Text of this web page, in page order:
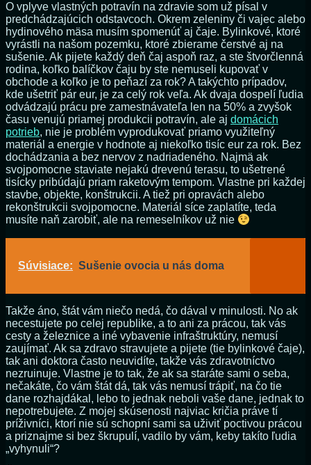
O vplyve vlastných potravín na zdravie som už písal v
predchádzajúcich odstavcoch. Okrem zeleniny či vajec alebo
hydinového mäsa musím spomenúť aj čaje. Bylinkové, ktoré
vyrástli na našom pozemku, ktoré zbierame čerstvé aj na
sušenie. Ak pijete každý deň čaj aspoň raz, a ste štvorčlenná
rodina, koľko balíčkov čaju by ste nemuseli kupovať v
obchode a koľko je to peňazí za rok? A takýchto prípadov,
kde ušetriť pár eur, je za celý rok veľa. Ak dvaja dospelí ľudia
odvádzajú prácu pre zamestnávateľa len na 50% a zvyšok
času venujú priamej produkcii potravín, ale aj domácich
potrieb, nie je problém vyprodukovať priamo využiteľný
materiál a energie v hodnote aj niekoľko tisíc eur za rok. Bez
dochádzania a bez nervov z nadriadeného. Najmä ak
svojpomocne staviate nejakú drevenú terasu, to ušetrené
tisícky pribúdajú priam raketovým tempom. Vlastne pri každej
stavbe, objekte, konštrukcii. A tiež pri opravách alebo
rekonštrukcii svojpomocne. Materiál síce zaplatíte, teda
musíte naň zarobiť, ale na remeselníkov už nie
Súvisiace: Sušenie ovocia u nás doma
Takže áno, štát vám niečo nedá, čo dával v minulosti. No ak
necestujete po celej republike, a to ani za prácou, tak vás
cesty a železnice a iné vybavenie infraštruktúry, nemusí
zaujímať. Ak sa zdravo stravujete a pijete (tie bylinkové čaje),
tak ani doktora často neuvidíte, takže vás zdravotníctvo
nezruinuje. Vlastne je to tak, že ak sa staráte sami o seba,
nečakáte, čo vám štát dá, tak vás nemusí trápiť, na čo tie
dane rozhajdákal, lebo to jednak neboli vaše dane, jednak to
nepotrebujete. Z mojej skúsenosti najviac kričia práve tí
príživníci, ktorí nie sú schopní sami sa uživiť poctivou prácou
a priznajme si bez škrupulí, vadilo by vám, keby takíto ľudia
„vyhynuli“?